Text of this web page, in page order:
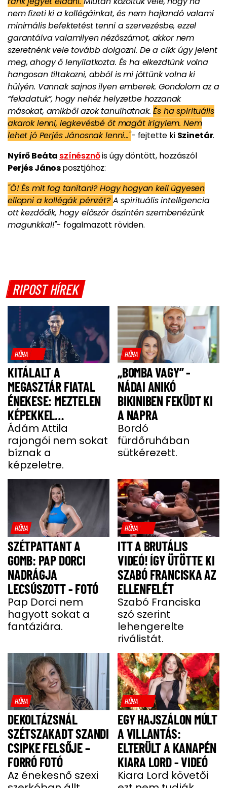
nem fizeti ki a kollégáinkat, és nem hajlandó valami
minimális befektetést tenni a szervezésbe, ezzel
garantálva valamilyen nézőszámot, akkor nem
szeretnénk vele tovább dolgozni. De a cikk úgy jelent
meg, ahogy ő lenyilatkozta. És ha elkezdtünk volna
hangosan tiltakozni, abból is mi jöttünk volna ki
hülyén. Vannak sajnos ilyen emberek. Gondolom az a
“feladatuk”, hogy nehéz helyzetbe hozzanak
másokat, amikből azok tanulhatnak.És ha spirituális
akarok lenni, legkevésbé őt magát irigylem. Nem
lehet jó Perjés Jánosnak lenni…"- fejtette ki Szinetár.
Nyírő Beáta színésznőis úgy döntött, hozzászól
Perjés Jánosposztjához:
"Ó! És mit fog tanítani? Hogy hogyan kell ügyesen
ellopni a kollégák pénzét?A spirituális intelligencia
ott kezdődik, hogy először őszintén szembenézünk
magunkkal!"- fogalmazott röviden.
RIPOST HÍREK
HŰHA
KITÁLALT A
MEGASZTÁR FIATAL
ÉNEKESE: MEZTELEN
KÉPEKKEL
HALMOZZÁK EL A
RAJONGÓI
Ádám Attila
rajongói nem sokat
bíznak a
képzeletre.
HŰHA
„BOMBA VAGY” -
NÁDAI ANIKÓ
BIKINIBEN FEKÜDT KI
A NAPRA
Bordó
fürdőruhában
sütkérezett.
HŰHA
SZÉTPATTANT A
GOMB: PAP DORCI
NADRÁGJA
LECSÚSZOTT - FOTÓ
Pap Dorci nem
hagyott sokat a
fantáziára.
HŰHA
ITT A BRUTÁLIS
VIDEÓ! ÍGY ÜTÖTTE KI
SZABÓ FRANCISKA AZ
ELLENFELÉT
Szabó Franciska
szó szerint
lehengerelte
riválistát.
HŰHA
DEKOLTÁZSNÁL
SZÉTSZAKADT SZANDI
CSIPKE FELSŐJE –
FORRÓ FOTÓ
Az énekesnő szexi
HŰHA
EGY HAJSZÁLON MÚLT
A VILLANTÁS:
ELTERÜLT A KANAPÉN
KIARA LORD - VIDEÓ
Kiara Lord követői